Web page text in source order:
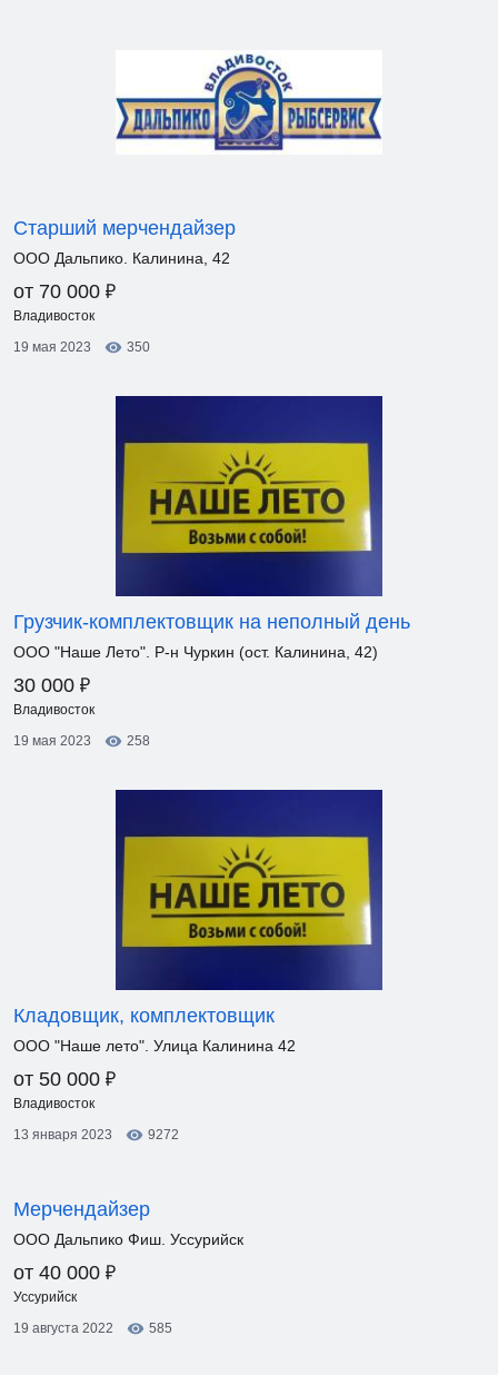
Старший мерчендайзер
ООО Дальпико. Калинина, 42
от 70 000 ₽
Владивосток
19 мая 2023
350
Грузчик-комплектовщик на неполный день
ООО "Наше Лето". Р-н Чуркин (ост. Калинина, 42)
30 000 ₽
Владивосток
19 мая 2023
258
Кладовщик, комплектовщик
ООО "Наше лето". Улица Калинина 42
от 50 000 ₽
Владивосток
13 января 2023
9272
Мерчендайзер
ООО Дальпико Фиш. Уссурийск
от 40 000 ₽
Уссурийск
19 августа 2022
585